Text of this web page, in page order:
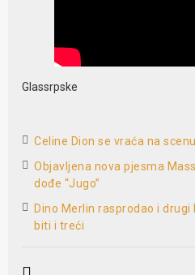
Glassrpske
Celine Dion se vraća na scenu
Objavljena nova pjesma
dođe “Jugo”
Dino Merlin rasprodao i
biti i treći